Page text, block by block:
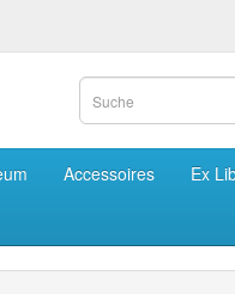
Accessoires Ex